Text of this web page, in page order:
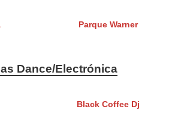
Parque Warner
Dance/Electrónica
Black Coffee Dj